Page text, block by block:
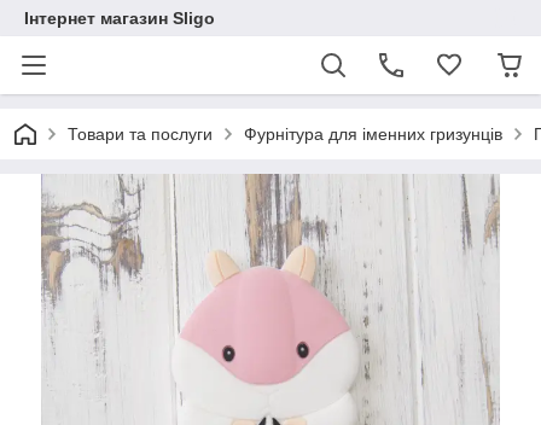
Інтернет магазин Sligo
Товари та послуги Фурнітура для іменних гризунців